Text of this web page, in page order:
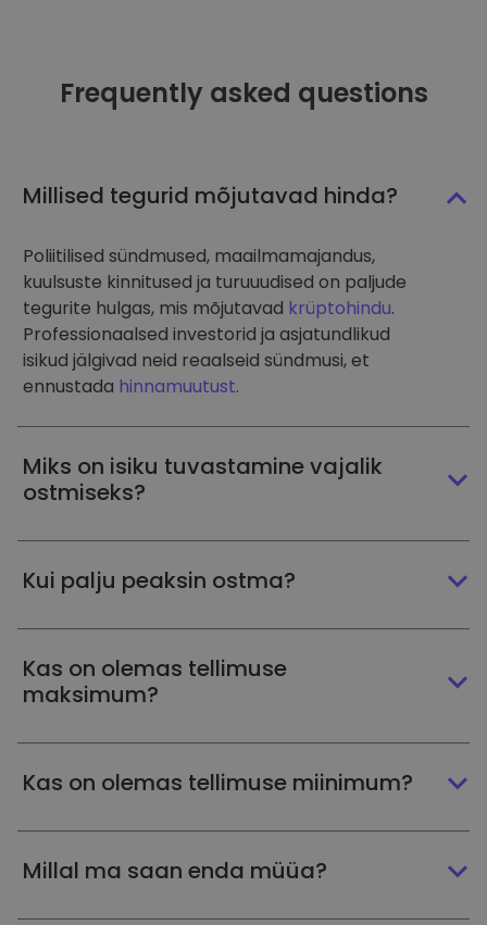
Frequently asked questions
Millised tegurid mõjutavad hinda?
Poliitilised sündmused, maailmamajandus,
kuulsuste kinnitused ja turuuudised on paljude
tegurite hulgas, mis mõjutavad krüptohindu.
Professionaalsed investorid ja asjatundlikud
isikud jälgivad neid reaalseid sündmusi, et
ennustada hinnamuutust.
Miks on isiku tuvastamine vajalik
ostmiseks?
Kui palju peaksin ostma?
Kas on olemas tellimuse
maksimum?
Kas on olemas tellimuse miinimum?
Millal ma saan enda müüa?